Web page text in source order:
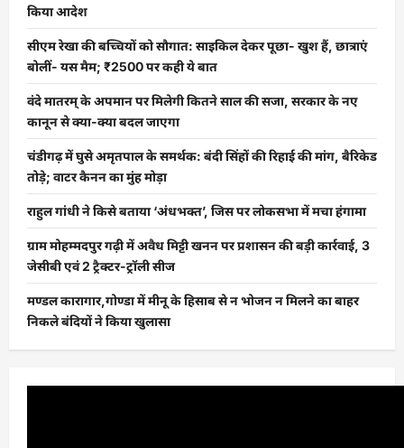
किया आदेश
सीएम रेखा की बच्चियों को सौगात: साइकिल देकर पूछा- खुश हैं, छात्राएं
बोलीं- यस मैम; ₹2500 पर कही ये बात
वंदे मातरम् के अपमान पर मिलेगी कितने साल की सजा, सरकार के नए
कानून से क्या-क्या बदल जाएगा
चंडीगढ़ में घुसे अमृतपाल के समर्थक: बंदी सिंहों की रिहाई की मांग, बैरिकेड
तोड़े; वाटर कैनन का मुंह मोड़ा
राहुल गांधी ने किसे बताया ‘अंधभक्त’, जिस पर लोकसभा में मचा हंगामा
ग्राम मोहम्मदपुर गढ़ी में अवैध मिट्टी खनन पर प्रशासन की बड़ी कार्रवाई, 3
जेसीबी एवं 2 ट्रैक्टर-ट्रॉली सीज
मण्डल कारागार,गोण्डा में मीनू के हिसाब से न भोजन न मिलने का बाहर
निकले बंदियों ने किया खुलासा